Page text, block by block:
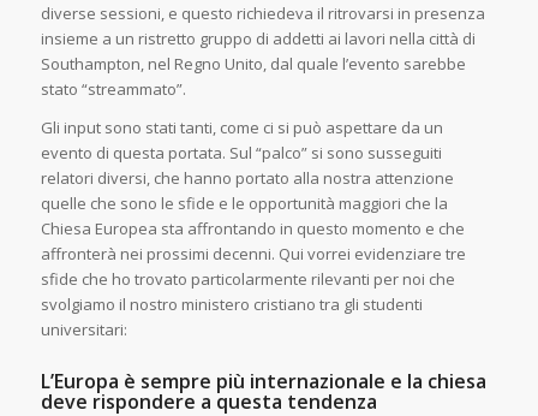
diverse sessioni, e questo richiedeva il ritrovarsi in presenza
insieme a un ristretto gruppo di addetti ai lavori nella città di
Southampton, nel Regno Unito, dal quale l’evento sarebbe
stato “streammato”.
Gli input sono stati tanti, come ci si può aspettare da un
evento di questa portata. Sul “palco” si sono susseguiti
relatori diversi, che hanno portato alla nostra attenzione
quelle che sono le sfide e le opportunità maggiori che la
Chiesa Europea sta affrontando in questo momento e che
affronterà nei prossimi decenni. Qui vorrei evidenziare tre
sfide che ho trovato particolarmente rilevanti per noi che
svolgiamo il nostro ministero cristiano tra gli studenti
universitari:
L’Europa è sempre più internazionale e la chiesa
deve rispondere a questa tendenza